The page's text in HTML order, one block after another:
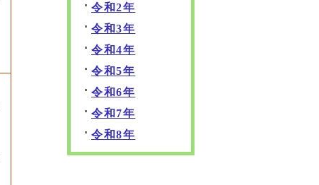
令和2年
令和3年
令和4年
令和5年
令和6年
令和7年
令和8年